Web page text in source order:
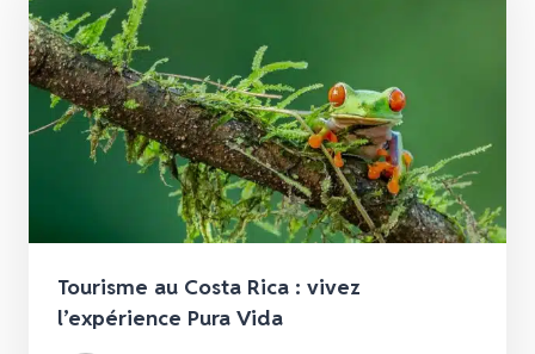
Tourisme au Costa Rica : vivez
l’expérience Pura Vida